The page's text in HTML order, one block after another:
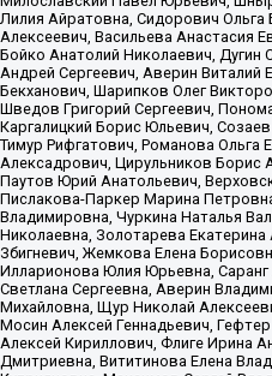
Лилия Айратовна, Сидорович Ольга
Алексеевич, Васильева Анастасия
Бойко Анатолий Николаевич, Дугин
Андрей Сергеевич, Аверин Виталий
Бекханович, Шарипков Олег
Шведов Григорий Сергеевич,
Каргалицкий Борис Юльевич,
Тимур Рифгатович, Романова Ольга
Алексадрович, Цирульников Борис
Паутов Юрий Анатольевич,
Пислакова-Паркер Марина
Владимировна, Чуркина Наталья
Николаевна, Золотарева Екатерина
Збигневич, Жемкова Елена
Илларионова Юлия Юрьевна, Саранг
Светлана Сергеевна, Аверин
Михайловна, Щур Николай
Мосин Алексей Геннадьевич,
Алексей Кириллович, Флиге Ирина
Дмитриевна, Вититинова Елена